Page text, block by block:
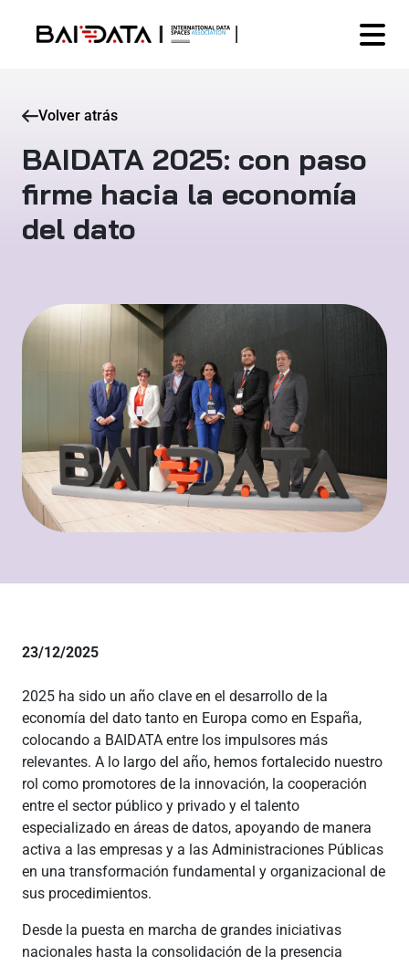
Volver atrás
BAIDATA 2025: con paso
firme hacia la economía
del dato
23/12/2025
2025 ha sido un año clave en el desarrollo de la
economía del dato tanto en Europa como en España,
colocando a BAIDATA entre los impulsores más
relevantes. A lo largo del año, hemos fortalecido nuestro
rol como promotores de la innovación, la cooperación
entre el sector público y privado y el talento
especializado en áreas de datos, apoyando de manera
activa a las empresas y a las Administraciones Públicas
en una transformación fundamental y organizacional de
sus procedimientos.
Desde la puesta en marcha de grandes iniciativas
nacionales hasta la consolidación de la presencia